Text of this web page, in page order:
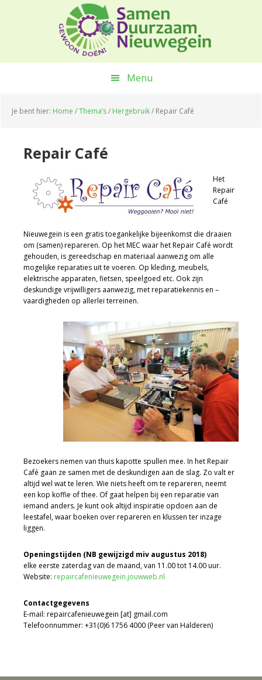
inhoud
Menu
Je bent hier: Home /Thema’s/ Hergebruik/ Repair Café
Repair Café
Het
Repair
Café
Nieuwegein is een gratis toegankelijke bijeenkomst die draaien
om (samen) repareren. Op het MEC waar het Repair Café wordt
gehouden, is gereedschap en materiaal aanwezig om alle
mogelijke reparaties uit te voeren. Op kleding, meubels,
elektrische apparaten, fietsen, speelgoed etc. Ook zijn
deskundige vrijwilligers aanwezig, met reparatiekennis en –
vaardigheden op allerlei terreinen.
Bezoekers nemen van thuis kapotte spullen mee. In het Repair
Café gaan ze samen met de deskundigen aan de slag. Zo valt er
altijd wel wat te leren. Wie niets heeft om te repareren, neemt
een kop koffie of thee. Of gaat helpen bij een reparatie van
iemand anders. Je kunt ook altijd inspiratie opdoen aan de
leestafel, waar boeken over repareren en klussen ter inzage
liggen.
Openingstijden (NB gewijzigd miv augustus 2018)
elke eerste zaterdag van de maand, van 11.00 tot 14.00 uur.
Website: repaircafenieuwegein.jouwweb.nl
Contactgegevens
E-mail: repaircafenieuwegein [at] gmail.com
Telefoonnummer: +31(0)6 1756 4000 (Peer van Halderen)